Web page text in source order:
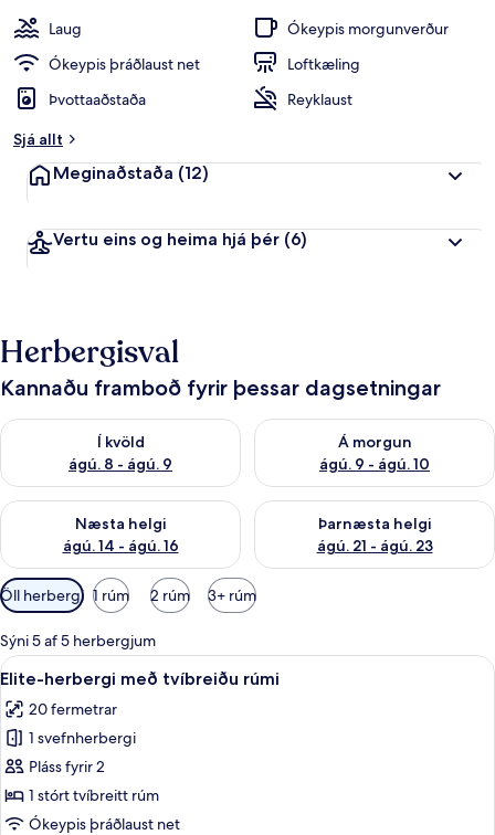
Laug
Ókeypis morgunverður
Ókeypis þráðlaust net
Loftkæling
Þvottaaðstaða
Reyklaust
Sjá allt
Meginaðstaða (12)
Vertu eins og heima hjá þér (6)
Herbergisval
Kannaðu framboð fyrir þessar dagsetningar
Í kvöld
ágú. 8 - ágú. 9
Athuga framboð í kvöld ágú. 8 - ágú. 9
Á morgun
ágú. 9 - ágú. 10
Athuga framboð á morgun
Næsta helgi
ágú. 14 - ágú. 16
Athuga framboð næstu helgi ágú. 14 - ágú. 16
Þarnæsta helgi
ágú. 21 - ágú. 23
Athuga framboð þarnæstu
Síur
í
boði
fyrir
herbergi
Öll herbergi 1 rúm 2 rúm 3+ rúm
Sýni 5 af 5 herbergjum
Skoða
allar
myndir
fyrir
Elite-
herbergi
með
Elite-herbergi með tvíbreiðu rúmi |
7
Elite-herbergi með tvíbreiðu rúmi
20 fermetrar
1 svefnherbergi
Pláss fyrir 2
1 stórt tvíbreitt rúm
Ókeypis þráðlaust net